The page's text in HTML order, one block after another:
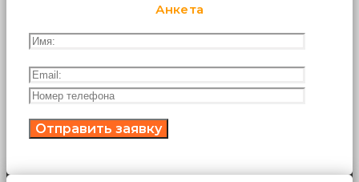
Анкета